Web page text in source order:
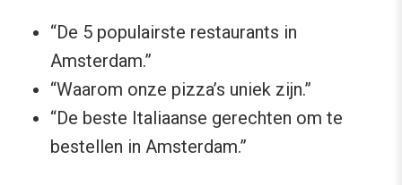
“De 5 populairste restaurants in
Amsterdam.”
“Waarom onze pizza’s uniek zijn.”
“De beste Italiaanse gerechten om te
bestellen in Amsterdam.”